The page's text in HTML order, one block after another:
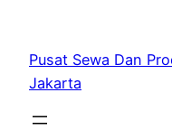
content
Pusat Sewa Dan
Jakarta